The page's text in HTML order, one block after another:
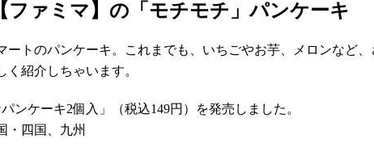
ファミマ】の「モチモチ」パンケーキ
トのパンケーキ。これまでも、いちごやお芋、メロンなど
紹介しちゃいます。
ンケーキ2個入」（税込149円）を発売しました。
・四国、九州